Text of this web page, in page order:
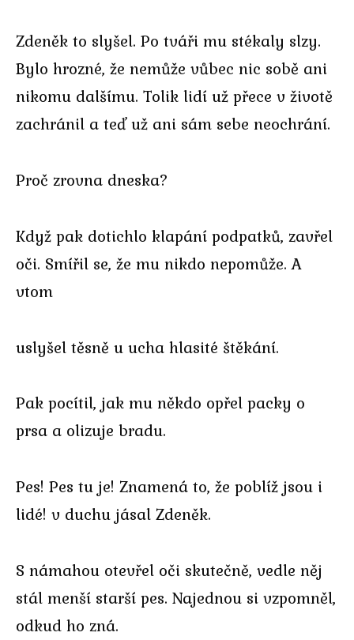
Zdeněk to slyšel. Po tváři mu stékaly slzy.
Bylo hrozné, že nemůže vůbec nic sobě ani
nikomu dalšímu. Tolik lidí už přece v životě
zachránil a teď už ani sám sebe neochrání.
Proč zrovna dneska?
Když pak dotichlo klapání podpatků, zavřel
oči. Smířil se, že mu nikdo nepomůže. A
vtom
uslyšel těsně u ucha hlasité štěkání.
Pak pocítil, jak mu někdo opřel packy o
prsa a olizuje bradu.
Pes! Pes tu je! Znamená to, že poblíž jsou i
lidé! v duchu jásal Zdeněk.
S námahou otevřel oči skutečně, vedle něj
stál menší starší pes. Najednou si vzpomněl,
odkud ho zná.